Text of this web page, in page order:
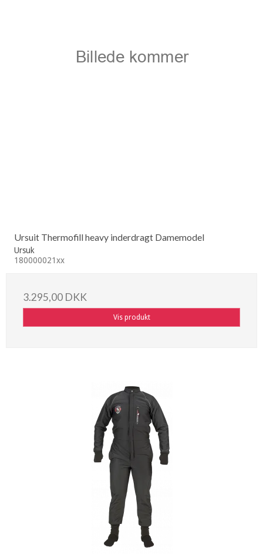
Ursuit Thermofill heavy inderdragt Damemodel
Ursuk
180000021xx
3.295,00 DKK
Vis produkt